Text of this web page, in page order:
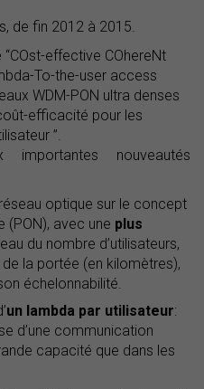
de fin 2012 à 2015.
effective COhereNt
To-the-user access
WDM-PON ultra denses
efficacité pour les
”.
nouveautés
optique sur le concept
(PON), avec une plus
du nombre d’utilisateurs,
la portée (en kilomètres),
échelonnabilité.
un lambda par utilisateur:
d’une communication
capacité que dans les